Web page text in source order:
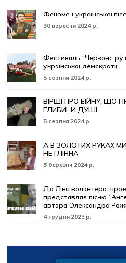
Феномен української
30 вересня 2024 р.
Фестиваль “Червона
української демократії
5 серпня 2024 р.
ВІРШІ ПРО ВІЙНУ, ЩО
ГЛИБИНИ ДУШІ
5 серпня 2024 р.
А В ЗОЛОТИХ РУКАХ
НЕТЛІННА
5 березня 2024 р.
До Дня волонтера:
представляє пісню
автора Олександра
4 грудня 2023 р.